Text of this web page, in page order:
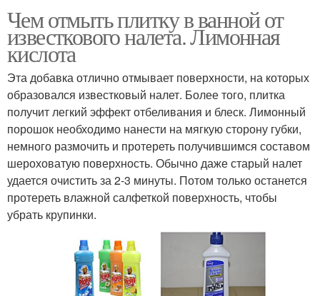
Чем отмыть плитку в ванной от
известкового налета. Лимонная
кислота
Эта добавка отлично отмывает поверхности, на которых
образовался известковый налет. Более того, плитка
получит легкий эффект отбеливания и блеск. Лимонный
порошок необходимо нанести на мягкую сторону губки,
немного размочить и протереть получившимся составом
шероховатую поверхность. Обычно даже старый налет
удается очистить за 2-3 минуты. Потом только останется
протереть влажной салфеткой поверхность, чтобы
убрать крупинки.